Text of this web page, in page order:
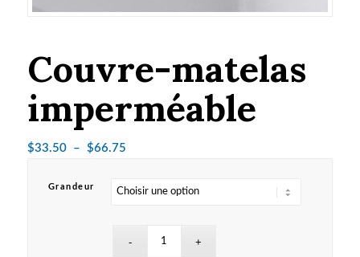
Couvre-matelas
imperméable
$33.50 – $66.75Plage
prix :
$66.75
Grandeur